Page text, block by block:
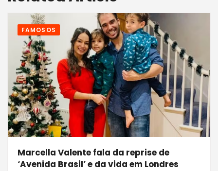
FAMOSOS
Marcella Valente fala da reprise de
‘Avenida Brasil’ e da vida em Londres